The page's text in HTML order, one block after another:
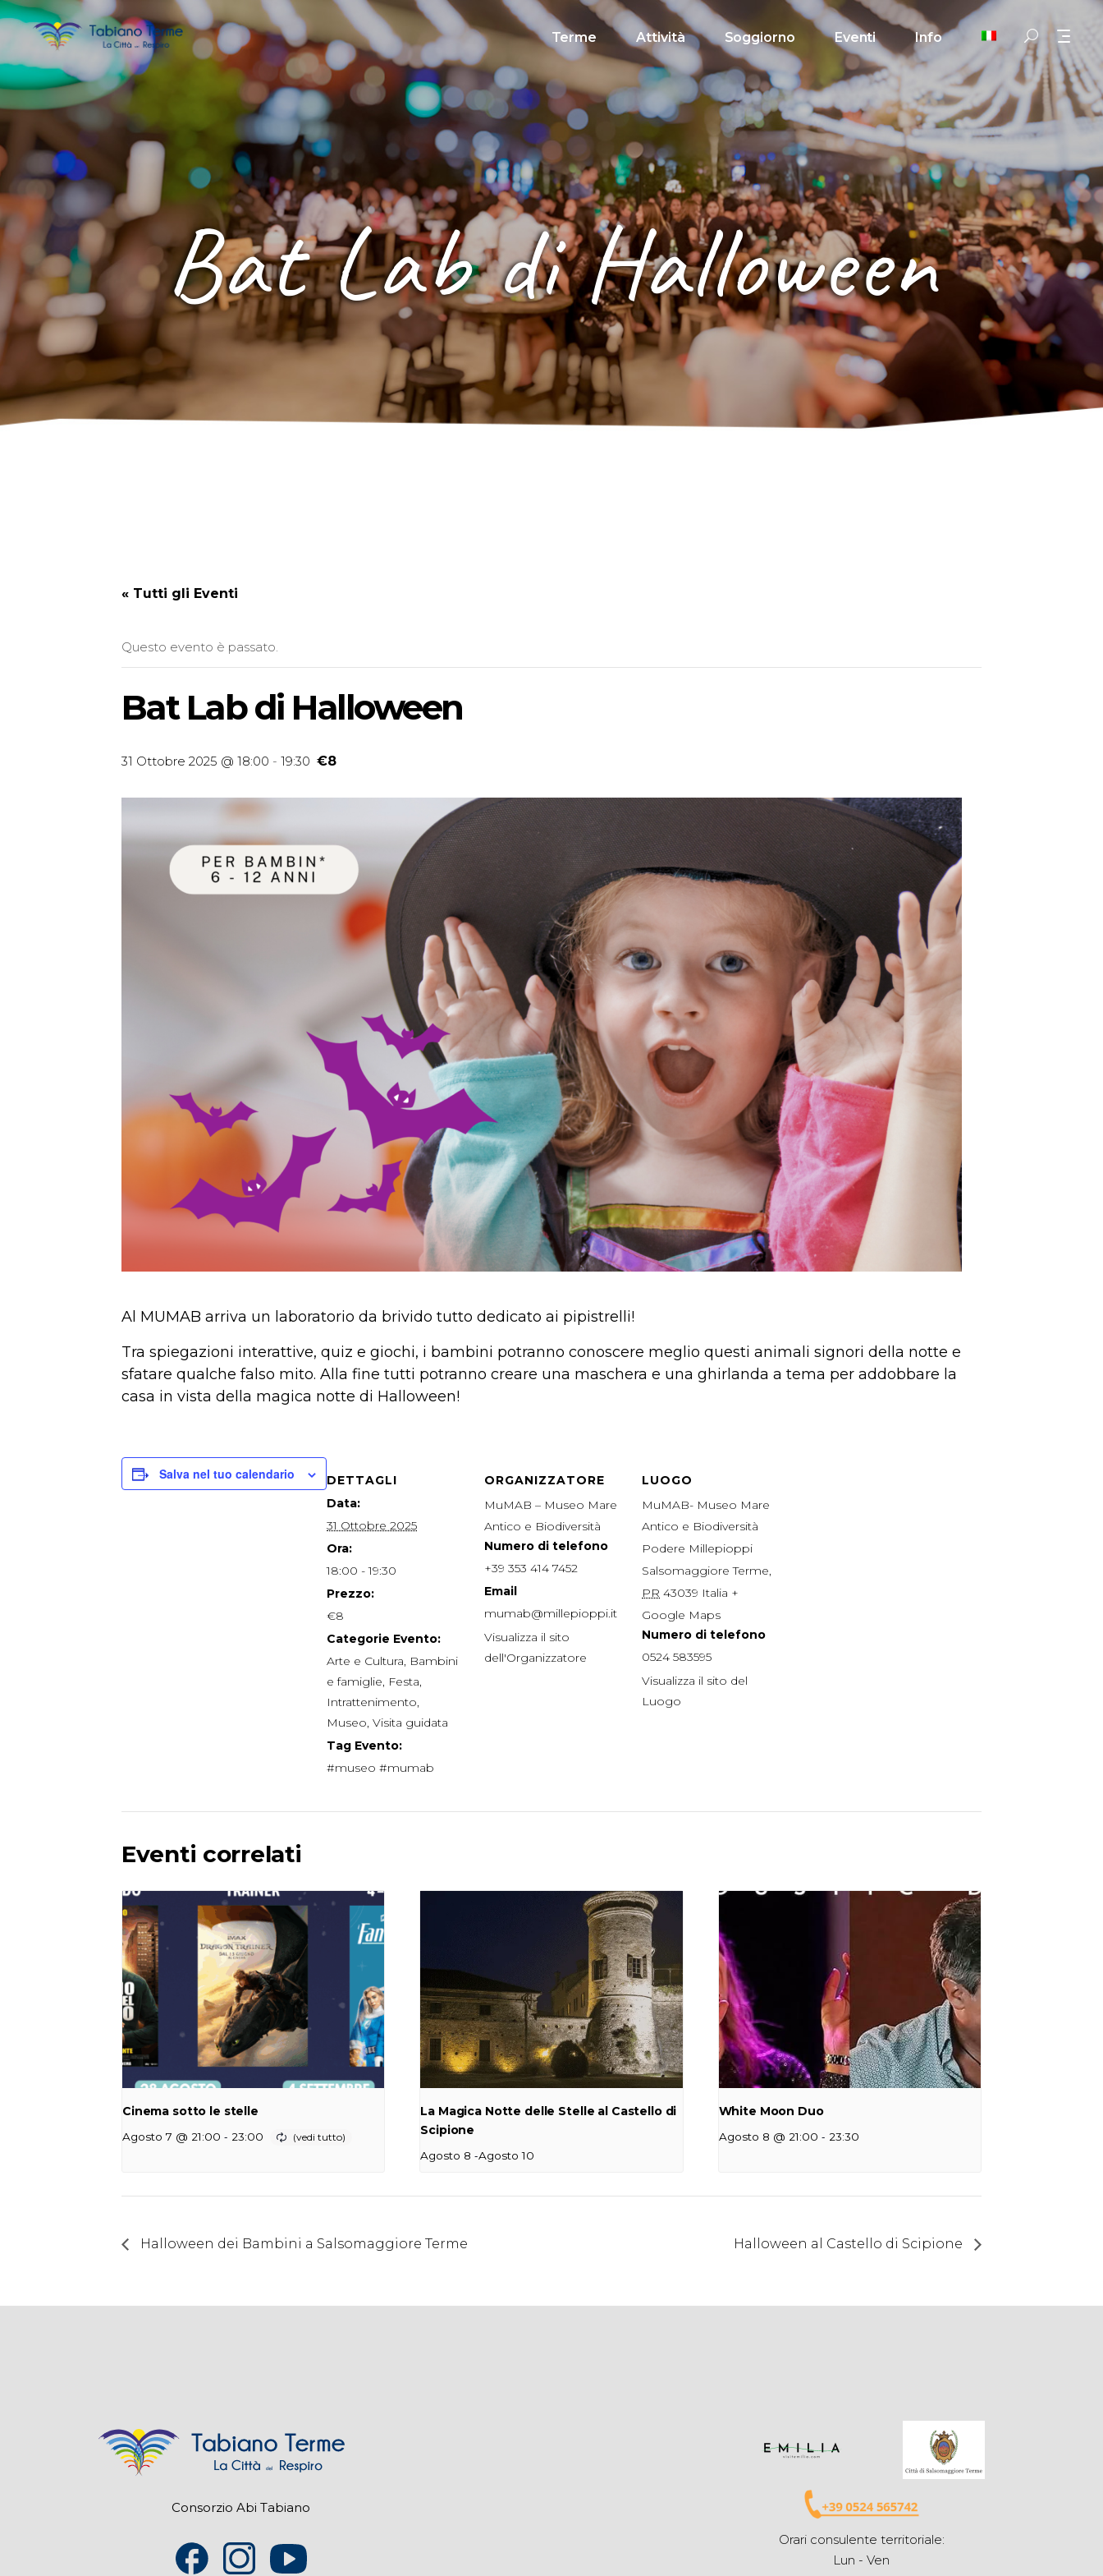
Terme Attività Soggiorno Eventi Info
Bat Lab di Halloween
« Tutti gli Eventi
Questo evento è passato.
Bat Lab di Halloween
31 Ottobre 2025 @ 18:00 - 19:30 €8
Al MUMAB arriva un laboratorio da brivido tutto dedicato ai pipistrelli!
Tra spiegazioni interattive, quiz e giochi, i bambini potranno conoscere meglio questi animali signori della notte e
sfatare qualche falso mito. Alla fine tutti potranno creare una maschera e una ghirlanda a tema per addobbare la
casa in vista della magica notte di Halloween!
Salva nel tuo calendario
DETTAGLI
Data:
31 Ottobre 2025
Ora:
18:00 - 19:30
Prezzo:
€8
Categorie Evento:
Arte e Cultura, Bambini
e famiglie, Festa,
Intrattenimento,
Museo, Visita guidata
Tag Evento:
#museo #mumab
ORGANIZZATORE
MuMAB – Museo Mare
Antico e Biodiversità
Numero di telefono
+39 353 414 7452
Email
mumab@millepioppi.it
Visualizza il sito
dell'Organizzatore
LUOGO
MuMAB- Museo Mare
Antico e Biodiversità
Podere Millepioppi
Salsomaggiore Terme,
PR 43039 Italia +
Google Maps
Numero di telefono
0524 583595
Visualizza il sito del
Luogo
Eventi correlati
Cinema sotto le stelle
Agosto 7 @ 21:00 - 23:00
La Magica Notte delle Stelle al Castello di
Scipione
Agosto 8 -Agosto 10
White Moon Duo
Agosto 8 @ 21:00 - 23:30
Halloween dei Bambini a Salsomaggiore Terme Halloween al Castello di Scipione
Consorzio Abi Tabiano
Orari consulente territoriale:
Lun - Ven